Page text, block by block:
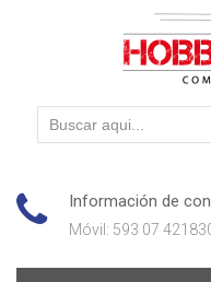
Información de
Móvil: 593 07